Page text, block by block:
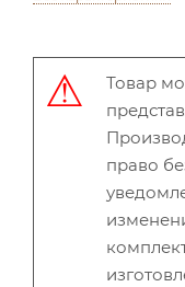
Товар
право